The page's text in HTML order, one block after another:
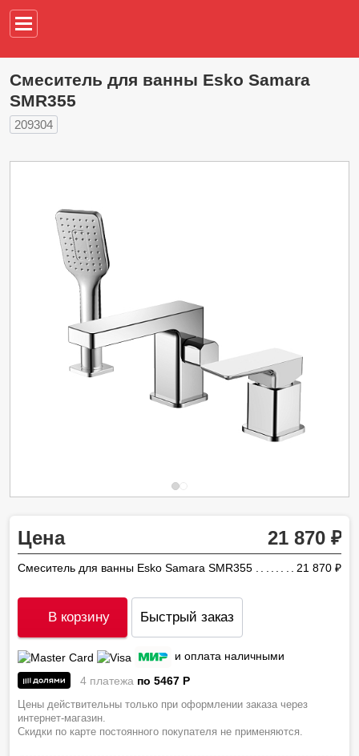
Смеситель для ванны Esko Samara
SMR355
209304
Цена 21 870
Смеситель для ванны Esko Samara SMR355 21 870
В корзину Быстрый заказ
и оплата наличными
4 платежа по 5467 P
Цены действительны только при оформлении заказа через
интернет-магазин.
Скидки по карте постоянного покупателя не применяются.